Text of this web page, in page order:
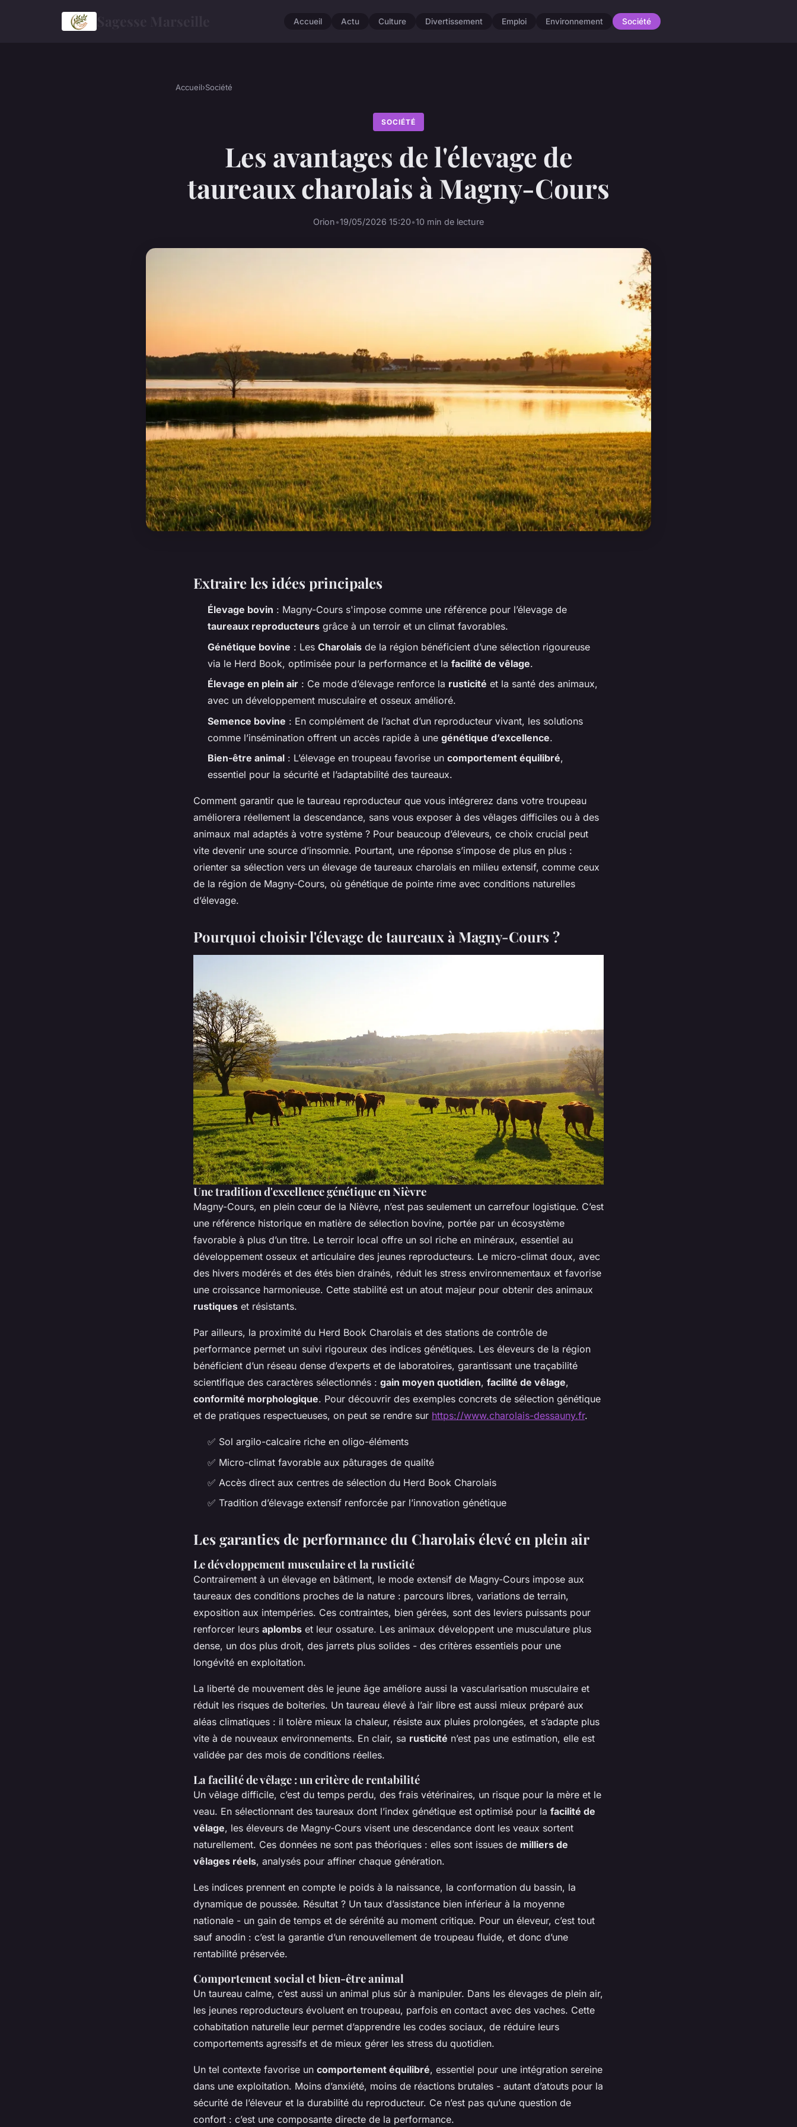
Accueil Actu Culture Divertissement Emploi Environnement Société
Accueil›Société
SOCIÉTÉ
Les avantages de l'élevage de
taureaux charolais à Magny-Cours
Orion•19/05/2026 15:20•10 min de lecture
Extraire les idées principales
Élevage bovin : Magny-Cours s'impose comme une référence pour l’élevage de
taureaux reproducteurs grâce à un terroir et un climat favorables.
Génétique bovine : Les Charolais de la région bénéficient d’une sélection rigoureuse
via le Herd Book, optimisée pour la performance et la facilité de vêlage.
Élevage en plein air : Ce mode d’élevage renforce la rusticité et la santé des animaux,
avec un développement musculaire et osseux amélioré.
Semence bovine : En complément de l’achat d’un reproducteur vivant, les solutions
comme l’insémination offrent un accès rapide à une génétique d’excellence.
Bien-être animal : L’élevage en troupeau favorise un comportement équilibré,
essentiel pour la sécurité et l’adaptabilité des taureaux.
Comment garantir que le taureau reproducteur que vous intégrerez dans votre troupeau
améliorera réellement la descendance, sans vous exposer à des vêlages difficiles ou à des
animaux mal adaptés à votre système ? Pour beaucoup d’éleveurs, ce choix crucial peut
vite devenir une source d’insomnie. Pourtant, une réponse s’impose de plus en plus :
orienter sa sélection vers un élevage de taureaux charolais en milieu extensif, comme ceux
de la région de Magny-Cours, où génétique de pointe rime avec conditions naturelles
d’élevage.
Pourquoi choisir l'élevage de taureaux à Magny-Cours ?
Une tradition d'excellence génétique en Nièvre
Magny-Cours, en plein cœur de la Nièvre, n’est pas seulement un carrefour logistique. C’est
une référence historique en matière de sélection bovine, portée par un écosystème
favorable à plus d’un titre. Le terroir local offre un sol riche en minéraux, essentiel au
développement osseux et articulaire des jeunes reproducteurs. Le micro-climat doux, avec
des hivers modérés et des étés bien drainés, réduit les stress environnementaux et favorise
une croissance harmonieuse. Cette stabilité est un atout majeur pour obtenir des animaux
rustiques et résistants.
Par ailleurs, la proximité du Herd Book Charolais et des stations de contrôle de
performance permet un suivi rigoureux des indices génétiques. Les éleveurs de la région
bénéficient d’un réseau dense d’experts et de laboratoires, garantissant une traçabilité
scientifique des caractères sélectionnés : gain moyen quotidien, facilité de vêlage,
conformité morphologique. Pour découvrir des exemples concrets de sélection génétique
et de pratiques respectueuses, on peut se rendre sur https://www.charolais-dessauny.fr.
✅ Sol argilo-calcaire riche en oligo-éléments
✅ Micro-climat favorable aux pâturages de qualité
✅ Accès direct aux centres de sélection du Herd Book Charolais
✅ Tradition d’élevage extensif renforcée par l’innovation génétique
Les garanties de performance du Charolais élevé en plein air
Le développement musculaire et la rusticité
Contrairement à un élevage en bâtiment, le mode extensif de Magny-Cours impose aux
taureaux des conditions proches de la nature : parcours libres, variations de terrain,
exposition aux intempéries. Ces contraintes, bien gérées, sont des leviers puissants pour
renforcer leurs aplombs et leur ossature. Les animaux développent une musculature plus
dense, un dos plus droit, des jarrets plus solides - des critères essentiels pour une
longévité en exploitation.
La liberté de mouvement dès le jeune âge améliore aussi la vascularisation musculaire et
réduit les risques de boiteries. Un taureau élevé à l’air libre est aussi mieux préparé aux
aléas climatiques : il tolère mieux la chaleur, résiste aux pluies prolongées, et s’adapte plus
vite à de nouveaux environnements. En clair, sa rusticité n’est pas une estimation, elle est
validée par des mois de conditions réelles.
La facilité de vêlage : un critère de rentabilité
Un vêlage difficile, c’est du temps perdu, des frais vétérinaires, un risque pour la mère et le
veau. En sélectionnant des taureaux dont l’index génétique est optimisé pour la facilité de
vêlage, les éleveurs de Magny-Cours visent une descendance dont les veaux sortent
naturellement. Ces données ne sont pas théoriques : elles sont issues de milliers de
vêlages réels, analysés pour affiner chaque génération.
Les indices prennent en compte le poids à la naissance, la conformation du bassin, la
dynamique de poussée. Résultat ? Un taux d’assistance bien inférieur à la moyenne
nationale - un gain de temps et de sérénité au moment critique. Pour un éleveur, c’est tout
sauf anodin : c’est la garantie d’un renouvellement de troupeau fluide, et donc d’une
rentabilité préservée.
Comportement social et bien-être animal
Un taureau calme, c’est aussi un animal plus sûr à manipuler. Dans les élevages de plein air,
les jeunes reproducteurs évoluent en troupeau, parfois en contact avec des vaches. Cette
cohabitation naturelle leur permet d’apprendre les codes sociaux, de réduire leurs
comportements agressifs et de mieux gérer les stress du quotidien.
Un tel contexte favorise un comportement équilibré, essentiel pour une intégration sereine
dans une exploitation. Moins d’anxiété, moins de réactions brutales - autant d’atouts pour la
sécurité de l’éleveur et la durabilité du reproducteur. Ce n’est pas qu’une question de
confort : c’est une composante directe de la performance.